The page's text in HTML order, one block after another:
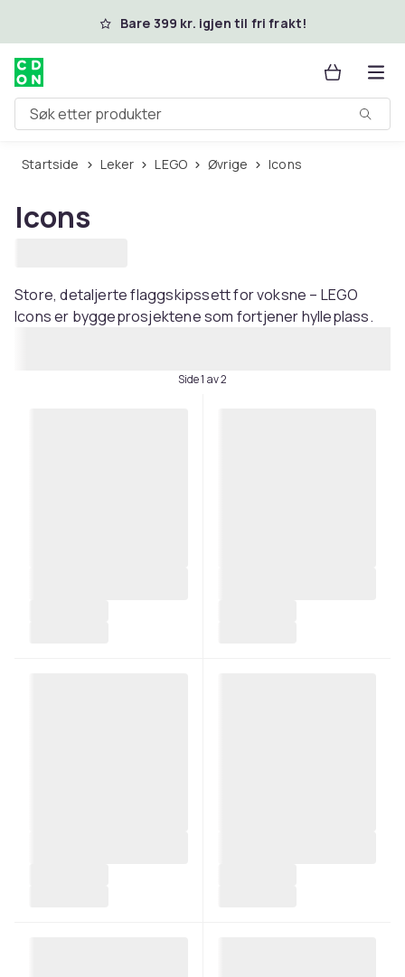
Hopp til hovedinnholdBare 399 kr. igjen til fri frakt!
Søk etter produkter
Startside Leker LEGO Øvrige Icons
Icons
Store, detaljerte flaggskipssett for voksne – LEGO
Icons er byggeprosjektene som fortjener hylleplass.
Side 1 av 2